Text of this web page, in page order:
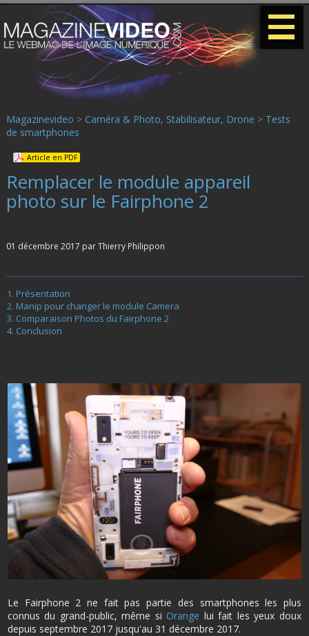
Magazinevideo > Caméra & Photo, Stabilisateur, Drone > Tests
de smartphones
Article en PDF
Remplacer le module appareil
photo sur le Fairphone 2
01 décembre 2017 par Thierry Philippon
Présentation
Manip pour changer le module Camera
Comparaison Photos du Fairphone 2
Conclusion
Le Fairphone 2 ne fait pas partie des smartphones les plus
connus du grand-public, même si Orange lui fait les yeux doux
depuis septembre 2017 jusqu'au 31 décembre 2017.
-
-
-